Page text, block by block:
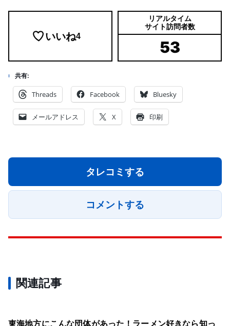
いいね4
リアルタイム
サイト訪問者数
53
共有:
Threads Facebook Bluesky
メールアドレス X 印刷
タレコミする
コメントする
関連記事
東海地方にこんな団体があった！ラーメン好きなら知っ